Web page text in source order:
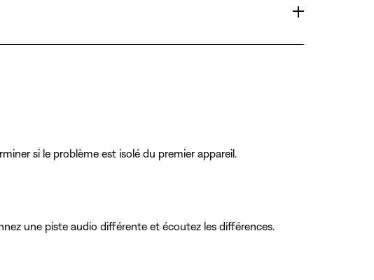
si le problème est isolé du premier appareil.
une piste audio différente et écoutez les différences.